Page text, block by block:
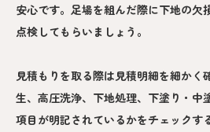
安心です。足場を組んだ際に下地の欠
点検してもらいましょう。
見積もりを取る際は見積明細を細かく
生、高圧洗浄、下地処理、下塗り・中
項目が明記されているかをチェックす